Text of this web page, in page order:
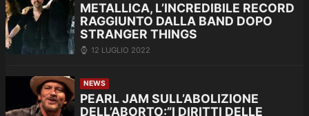
METALLICA, L’INCREDIBILE RECORD
RAGGIUNTO DALLA BAND DOPO
STRANGER THINGS
12 LUGLIO 2022
NEWS
PEARL JAM SULL’ABOLIZIONE
DELL’ABORTO:”I DIRITTI DELLE